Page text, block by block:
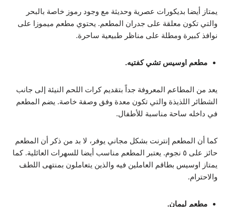
يمتاز أيضا بديكورات عصرية وحديثة مع وجود رموز خاصة بالبحر
والتي تكون معلقة على جدران المطعم. يحتوي مطعم ميموزا على
نوافذ كبيرة ومطلة على مناظر طبيعية ساحرة.
مطعم اوسيس تشي كفتيه.
يعد من المطاعم المعروفة جداً بتقديم كرات اللحم النيئة إلى جانب
الشطائر اللذيذة والتي تكون معدة وفق وصفة خاصة. يضم المطعم
في داخله ساحة مناسبة للأطفال.
كما أن المطعم إنترنت بشكل مجاني يوفر، لا بد من ذكر أن المطعم
حائز على ٥ نجوم. يعتبر المطعم مناسب أيضا للسهرات العائلية. كما
يمتاز اوسيس بطاقم العاملين فيه والذين يتعاملون بمنتهى اللطف
والاحترام.
مطعم ليمان.